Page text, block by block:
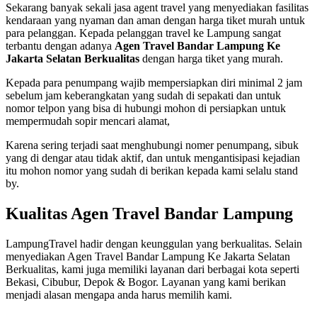
Sekarang banyak sekali jasa agent travel yang menyediakan fasilitas
kendaraan yang nyaman dan aman dengan harga tiket murah untuk
para pelanggan. Kepada pelanggan travel ke Lampung sangat
terbantu dengan adanya Agen Travel Bandar Lampung Ke
Jakarta Selatan Berkualitas dengan harga tiket yang murah.
Kepada para penumpang wajib mempersiapkan diri minimal 2 jam
sebelum jam keberangkatan yang sudah di sepakati dan untuk
nomor telpon yang bisa di hubungi mohon di persiapkan untuk
mempermudah sopir mencari alamat,
Karena sering terjadi saat menghubungi nomer penumpang, sibuk
yang di dengar atau tidak aktif, dan untuk mengantisipasi kejadian
itu mohon nomor yang sudah di berikan kepada kami selalu stand
by.
Kualitas Agen Travel Bandar Lampung
LampungTravel hadir dengan keunggulan yang berkualitas. Selain
menyediakan Agen Travel Bandar Lampung Ke Jakarta Selatan
Berkualitas, kami juga memiliki layanan dari berbagai kota seperti
Bekasi, Cibubur, Depok & Bogor. Layanan yang kami berikan
menjadi alasan mengapa anda harus memilih kami.